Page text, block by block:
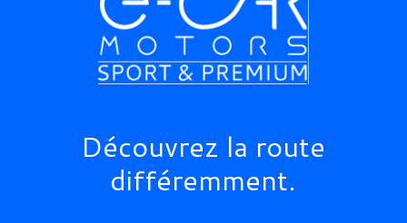
Découvrez la route
différemment.